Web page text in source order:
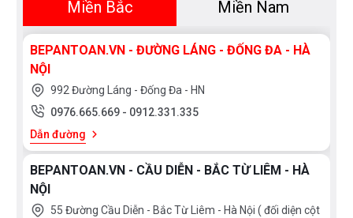
chương trình rửa phù hợp nhất để tối ưu hóa chu trình
rửa bát
TIẾT KIỆM VÀ BẢO VỆ MÔI TRƯỜNG
Cảm biến tải
Với cảm biến tải được tích hợp trong máy rửa bát
Bosch SMS4HCI48E giúp xác định khối lượng bát đĩa
và mực nước trong máy rửa bát, cảm biến giúp điều
chỉnh lượng nước tiêu thụ cũng như độ ồn thấp nhất
Miền Bắc Miền Nam
BEPANTOAN.VN - ĐƯỜNG LÁNG - ĐỐNG ĐA - HÀ
NỘI
992 Đường Láng - Đống Đa - HN
0976.665.669 - 0912.331.335
Dẫn đường
BEPANTOAN.VN - CẦU DIỄN - BẮC TỪ LIÊM - HÀ
NỘI
55 Đường Cầu Diễn - Bắc Từ Liêm - Hà Nội ( đối diện cột